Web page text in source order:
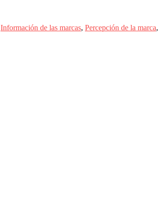
Información de las marcas, Percepción de la marca,